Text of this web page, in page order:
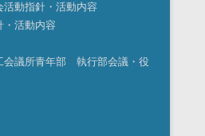
活動指針・活動内容
・活動内容
会議所青年部 執行部会議・役